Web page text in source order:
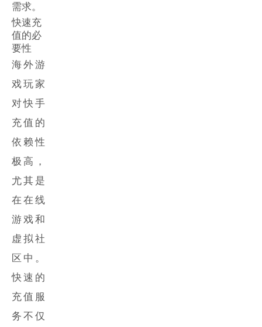
需求。
快速充
值的必
要性
海外游
戏玩家
对快手
充值 的
依赖性
极高，
尤其是
在在线
游戏和
虚拟社
区中。
快速的
充值服
务不仅